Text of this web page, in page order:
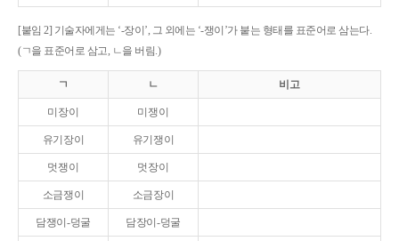
[붙임 2] 기술자에게는 ‘-장이’, 그 외에는 ‘-쟁이’가 붙는 형태를 표준어로 삼는다.
(ㄱ을 표준어로 삼고, ㄴ을 버림.)
ㄱ ㄴ 비고
미장이 미쟁이
유기장이 유기쟁이
멋쟁이 멋장이
소금쟁이 소금장이
담쟁이-덩굴 담장이-덩굴